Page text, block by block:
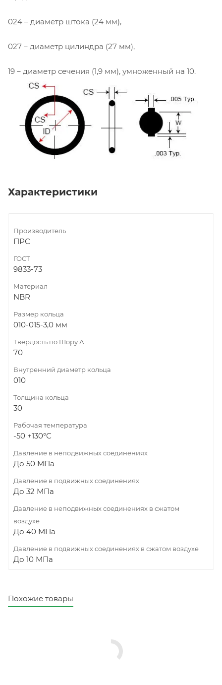
024 – диаметр штока (24 мм),
027 – диаметр цилиндра (27 мм),
19 – диаметр сечения (1,9 мм), умноженный на 10.
Характеристики
Производитель
ПРС
ГОСТ
9833-73
Материал
NBR
Размер кольца
010-015-3,0 мм
Твёрдость по Шору А
70
Внутренний диаметр кольца
010
Толщина кольца
30
Рабочая температура
-50 +130°С
Давление в неподвижных соединениях
До 50 МПа
Давление в подвижных соединениях
До 32 МПа
Давление в неподвижных соединениях в сжатом
воздухе
До 40 МПа
Давление в подвижных соединениях в сжатом воздухе
До 10 МПа
Похожие товары